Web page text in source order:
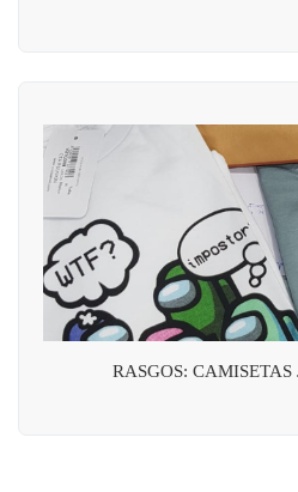
RASGOS: